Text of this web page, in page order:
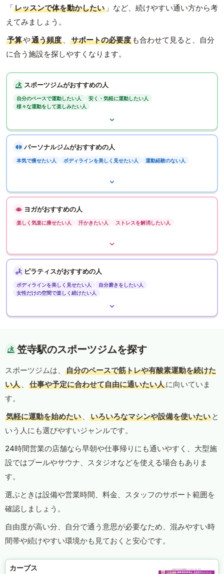
「レッスンで体を動かしたい 」など、続けやすい通い方から考
えてみましょう。
予算や通う頻度 、 サポートの必要度 も合わせて見ると、自分
に合う施設を探しやすくなります。
スポーツジムがおすすめの人
自分のペースで運動したい人
安く・気軽に運動したい人
様々な運動をして楽しみたい人
パーソナルジムがおすすめの人
本気で痩せたい人 ボディラインを美しく見せたい人 運動経験のない人
ヨガがおすすめの人
楽しく気楽に痩せたい人 汗かきたい人 ストレスを解消したい人
ピラティスがおすすめの人
ボディラインを美しく見せたい人
自分磨きをしたい人
女性だけの空間で楽しく続けたい人
笠寺駅のスポーツジムを探す
スポーツジムは、
自分のペースで筋トレや有酸素運動を続けた
い人 、 仕事や予定に合わせて自由に通いたい人に向いていま
す。
気軽に運動を始めたい 、 いろいろなマシンや設備を使いたい と
いう人にも選びやすいジャンルです。
24時間営業の店舗なら早朝や仕事帰りにも通いやすく、大型施
設ではプールやサウナ、スタジオなどを使える場合もありま
す。
選ぶときは設備や営業時間、料金、スタッフのサポート範囲を
確認しましょう。
自由度が高い分、自分で通う意思が必要なため、混みやすい時
間帯や続けやすい環境かも見ておくと安心です。
カーブス